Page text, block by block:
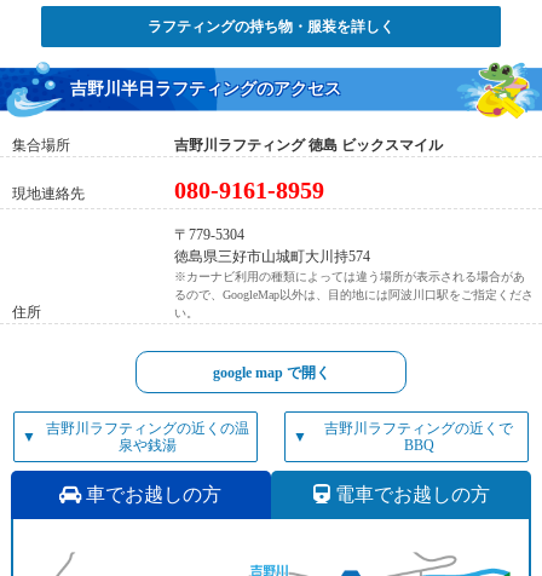
ラフティングの持ち物・服装を詳しく
吉野川半日ラフティングのアクセス
集合場所 吉野川ラフティング 徳島 ビックスマイル
現地連絡先 080-9161-8959
住所
〒779-5304
徳島県三好市山城町大川持574
※カーナビ利用の種類によっては違う場所が表示される場合があ
るので、GoogleMap以外は、目的地には阿波川口駅をご指定くださ
い。
google map で開く
▼
吉野川ラフティングの近くの温
泉や銭湯
▼
吉野川ラフティングの近くで
BBQ
車でお越しの方 電車でお越しの方